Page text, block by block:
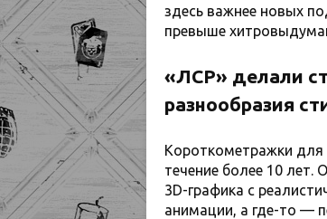
здесь важнее новых
превыше
«ЛСР» делали
разнообразия
Короткометражки
течение более 10
3D-графика с
анимации, а где-то —